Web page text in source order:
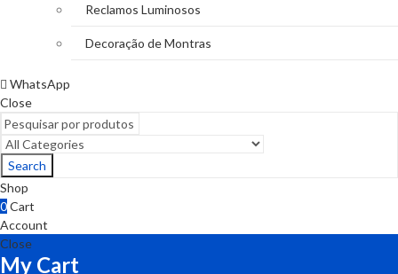
Reclamos Luminosos
Decoração de Montras
WhatsApp
Close
Search
Shop
0Cart
Account
Close
My Cart